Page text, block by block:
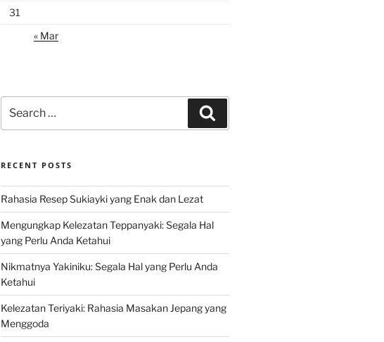
31
« Mar
for:
RECENT POSTS
Rahasia Resep Sukiayki yang Enak dan Lezat
Mengungkap Kelezatan Teppanyaki: Segala Hal
yang Perlu Anda Ketahui
Nikmatnya Yakiniku: Segala Hal yang Perlu Anda
Ketahui
Kelezatan Teriyaki: Rahasia Masakan Jepang yang
Menggoda